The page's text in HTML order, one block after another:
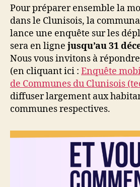
Pour préparer ensemble la
dans le Clunisois, la
lance une enquête sur les
sera en ligne jusqu’au 31
Nous vous invitons à
(en cliquant ici : Enquête
de Communes du Clunisois
diffuser largement aux
communes respectives.